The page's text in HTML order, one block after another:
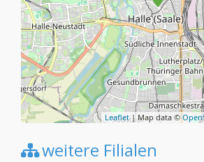
Leaflet| Map data ©
weitere Filialen